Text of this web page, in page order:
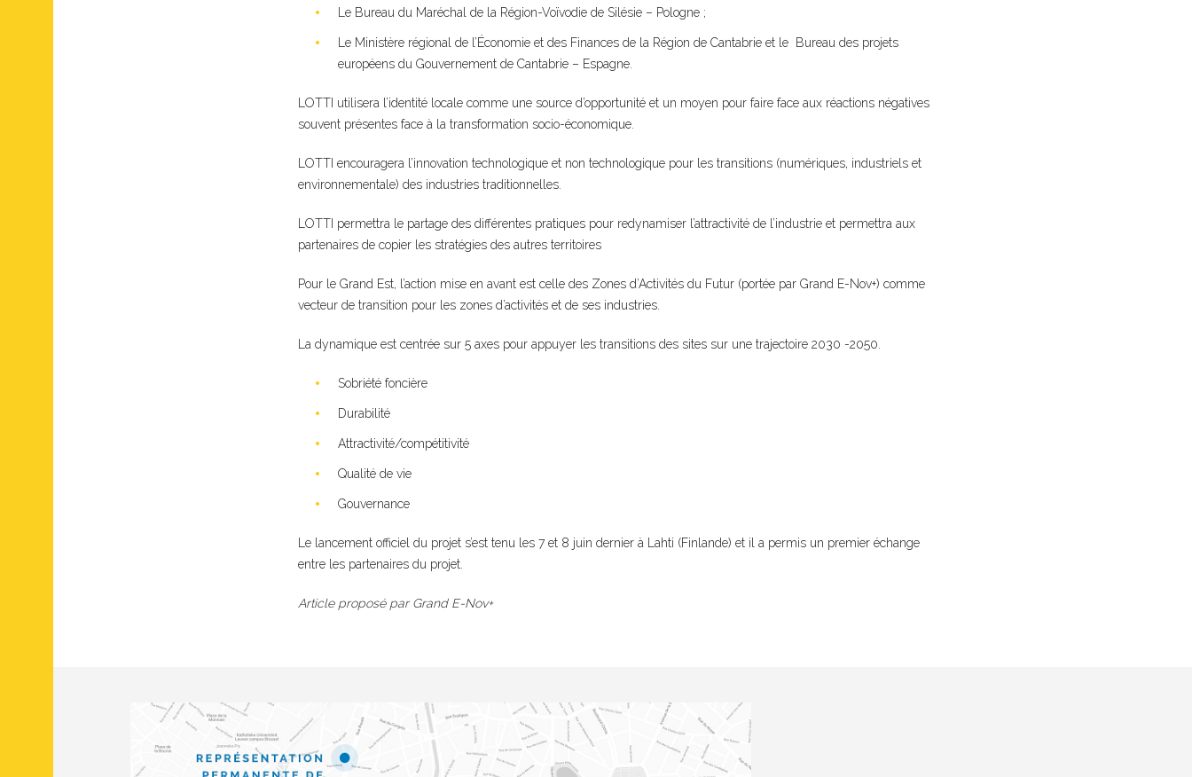
Le Bureau du Maréchal de la Région-Voïvodie de Silésie – Pologne ;
Le Ministère régional de l’Économie et des Finances de la Région de Cantabrie et le Bureau des projets
européens du Gouvernement de Cantabrie – Espagne.
LOTTI utilisera l’identité locale comme une source d’opportunité et un moyen pour faire face aux réactions négatives
souvent présentes face à la transformation socio-économique.
LOTTI encouragera l’innovation technologique et non technologique pour les transitions (numériques, industriels et
environnementale) des industries traditionnelles.
LOTTI permettra le partage des différentes pratiques pour redynamiser l’attractivité de l’industrie et permettra aux
partenaires de copier les stratégies des autres territoires
Pour le Grand Est, l’action mise en avant est celle des Zones d’Activités du Futur (portée par Grand E-Nov+) comme
vecteur de transition pour les zones d’activités et de ses industries.
La dynamique est centrée sur 5 axes pour appuyer les transitions des sites sur une trajectoire 2030 -2050.
Sobriété foncière
Durabilité
Attractivité/compétitivité
Qualité de vie
Gouvernance
Le lancement officiel du projet s’est tenu les 7 et 8 juin dernier à Lahti (Finlande) et il a permis un premier échange
entre les partenaires du projet.
Article proposé par Grand E-Nov+